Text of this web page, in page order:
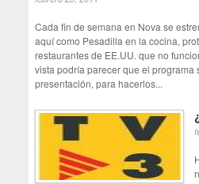
Cada fin de semana en Nova se
aquí como Pesadilla en la cocina,
restaurantes de EE.UU. que no
vista podría parecer que el
presentación, para hacerlos...